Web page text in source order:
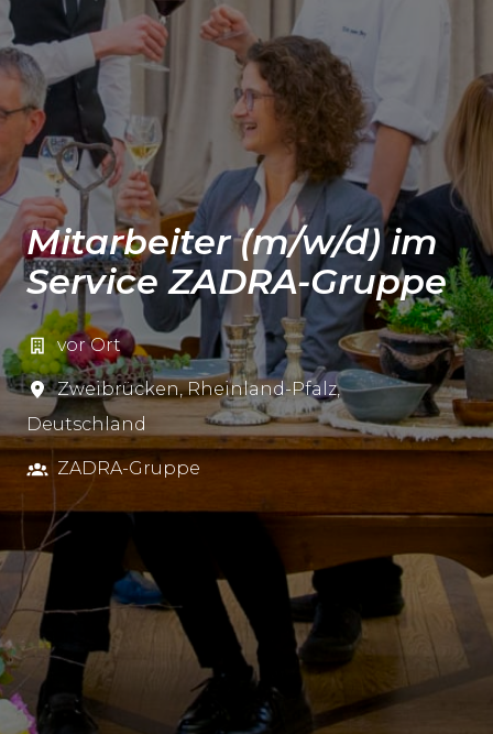
Mitarbeiter (m/w/d) im
Service ZADRA-Gruppe
vor Ort
Zweibrücken, Rheinland-Pfalz,
Deutschland
ZADRA-Gruppe